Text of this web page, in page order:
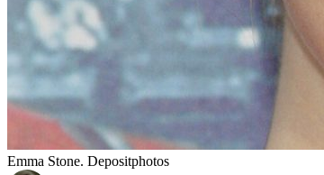
Emma Stone. Depositphotos